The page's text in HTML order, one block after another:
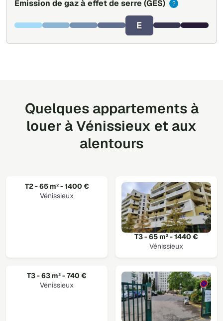
Émission de gaz à effet de serre (GES) ?
E
Quelques appartements à
louer à Vénissieux et aux
alentours
T2 - 65 m² - 1400 €
Vénissieux
T3 - 65 m² - 1440 €
Vénissieux
T3 - 63 m² - 740 €
Vénissieux